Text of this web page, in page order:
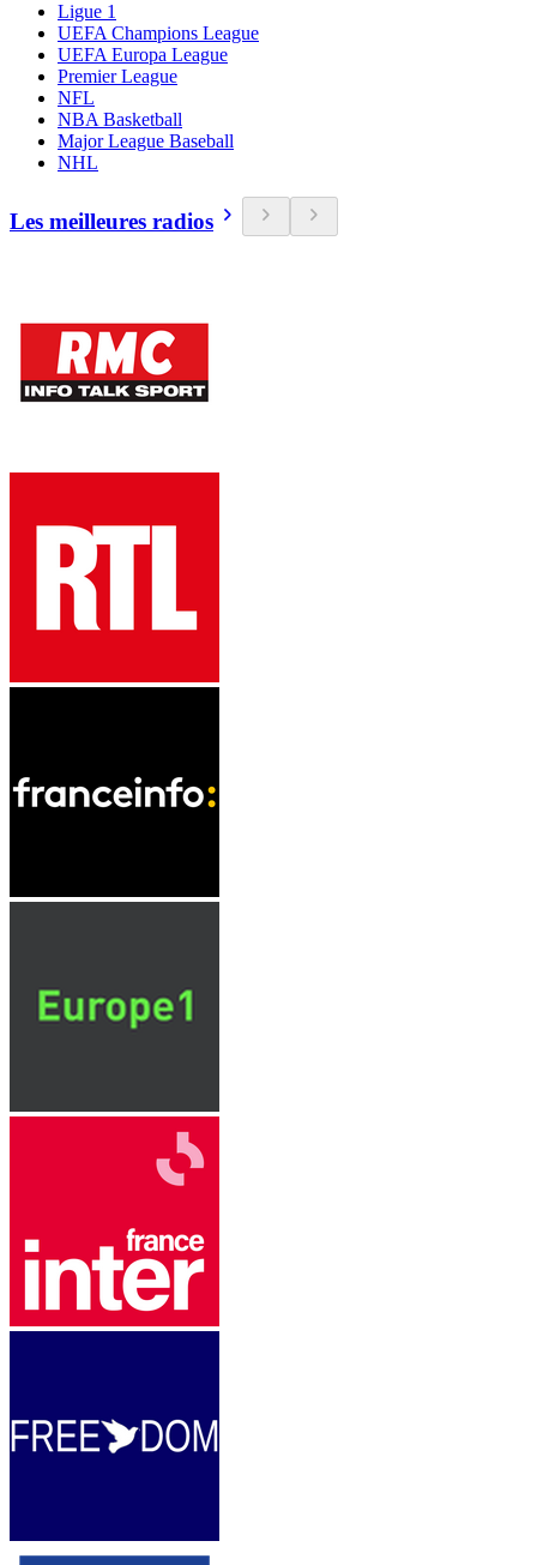
Ligue 1
UEFA Champions League
UEFA Europa League
Premier League
NFL
NBA Basketball
Major League Baseball
NHL
Les meilleures radios